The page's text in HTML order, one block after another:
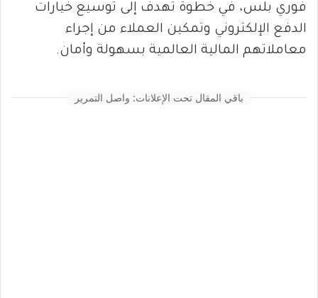
فوري بلس، في خطوة تهدف إلى توسيع خيارات
الدفع الإلكتروني وتمكين العملاء من إجراء
معاملاتهم المالية العالمية بسهولة وأمان.
باقي المقال تحت الإعلانات: واصل التمرير